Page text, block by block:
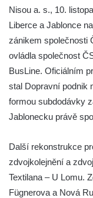
Nisou a. s., 10.
Liberce a Jablonce
zánikem společnosti
ovládla společnost
BusLine. Oficiálním
stal Dopravní podnik
formou subdodávky
Jablonecku právě
Další rekonstrukce
zdvojkolejnění a
Textilana – U Lomu.
Fügnerova a Nová